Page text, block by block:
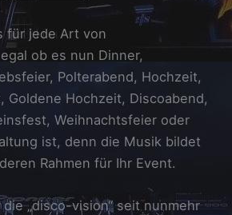
für jede Art von
ob es nun Dinner,
Polterabend, Hochzeit,
Goldene Hochzeit, Discoabend,
Weihnachtsfeier oder
ist, denn die Musik bildet
Rahmen für Ihr Event.
„disco-vision“ seit nunmehr